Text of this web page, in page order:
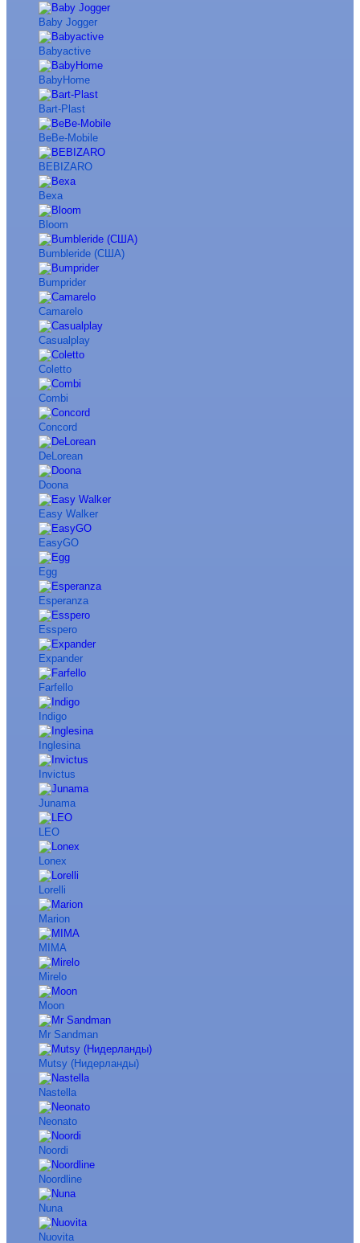
Baby Jogger
Babyactive
BabyHome
Bart-Plast
BeBe-Mobile
BEBIZARO
Bexa
Bloom
Bumbleride (США)
Bumprider
Camarelo
Casualplay
Coletto
Combi
Concord
DeLorean
Doona
Easy Walker
EasyGO
Egg
Esperanza
Esspero
Expander
Farfello
Indigo
Inglesina
Invictus
Junama
LEO
Lonex
Lorelli
Marion
MIMA
Mirelo
Moon
Mr Sandman
Mutsy (Нидерланды)
Nastella
Neonato
Noordi
Noordline
Nuna
Nuovita